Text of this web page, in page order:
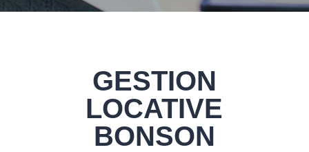
GESTION
LOCATIVE
BONSON